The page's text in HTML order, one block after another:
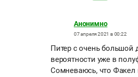
Анонимно
07 апреля 2021 в 00:22
Питер с очень большой
вероятности уже в
Сомневаюсь, что